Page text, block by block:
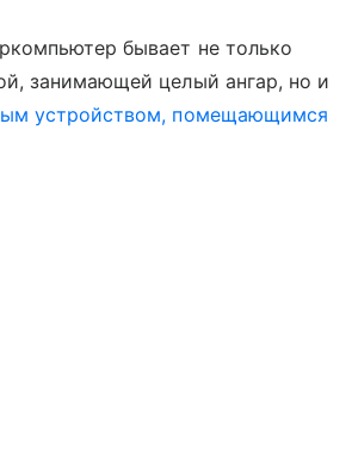
бывает не только
занимающей целый ангар, но и
устройством, помещающимся